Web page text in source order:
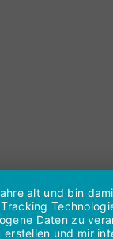
alt und bin
Daten zu
und mir